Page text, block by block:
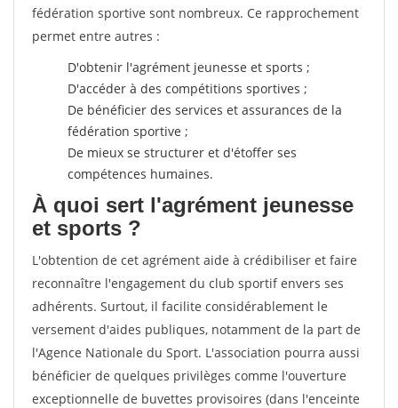
fédération sportive sont nombreux. Ce rapprochement
permet entre autres :
D'obtenir l'agrément jeunesse et sports ;
D'accéder à des compétitions sportives ;
De bénéficier des services et assurances de la
fédération sportive ;
De mieux se structurer et d'étoffer ses
compétences humaines.
À quoi sert l'agrément jeunesse
et sports ?
L'obtention de cet agrément aide à crédibiliser et faire
reconnaître l'engagement du club sportif envers ses
adhérents. Surtout, il facilite considérablement le
versement d'aides publiques, notamment de la part de
l'Agence Nationale du Sport. L'association pourra aussi
bénéficier de quelques privilèges comme l'ouverture
exceptionnelle de buvettes provisoires (dans l'enceinte